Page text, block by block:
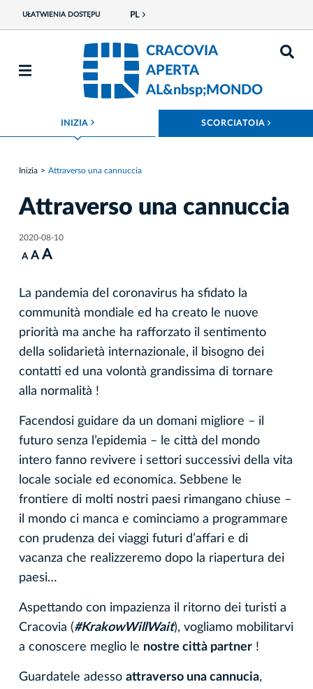
UŁATWIENIA DOSTĘPU PL
CRACOVIA
APERTA
AL&nbsp;MONDO
INIZIA ROZWIŃ MENU SCORCIATOIA
Inizia Attraverso una cannuccia
Attraverso una cannuccia
2020-08-10
A A A
La pandemia del coronavirus ha sfidato la
communità mondiale ed ha creato le nuove
priorità ma anche ha rafforzato il sentimento
della solidarietà internazionale, il bisogno dei
contatti ed una volontà grandissima di tornare
alla normalità !
Facendosi guidare da un domani migliore – il
futuro senza l’epidemia – le città del mondo
intero fanno revivere i settori successivi della vita
locale sociale ed economica. Sebbene le
frontiere di molti nostri paesi rimangano chiuse –
il mondo ci manca e cominciamo a programmare
con prudenza dei viaggi futuri d’affari e di
vacanza che realizzeremo dopo la riapertura dei
paesi…
Aspettando con impazienza il ritorno dei turisti a
Cracovia (#KrakowWillWait), vogliamo mobilitarvi
a conoscere meglio le nostre città partner !
Guardatele adesso attraverso una cannucia,